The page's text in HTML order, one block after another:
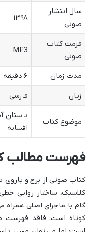
سال انتشار
صوتی
۱۳۹۸
فرمت کتاب
صوتی
MP3
مدت زمان
۶ دقیقه
زبان
فارسی
موضوع کتاب
داستان
افسانه
فهرست مطالب
کتاب صوتی از برج و باروی
کلاسیک، ساختار روایی
گام با ماجرای اصلی همراه
کوتاه است، فاقد